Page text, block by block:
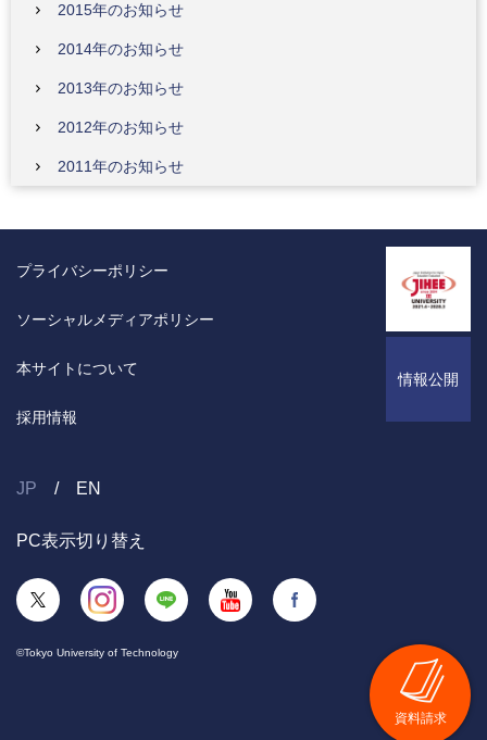
2015年のお知らせ
2014年のお知らせ
2013年のお知らせ
2012年のお知らせ
2011年のお知らせ
情報公開
プライバシーポリシー
ソーシャルメディアポリシー
本サイトについて
採用情報
JP EN
PC表示切り替え
©Tokyo University of Technology
資料請求